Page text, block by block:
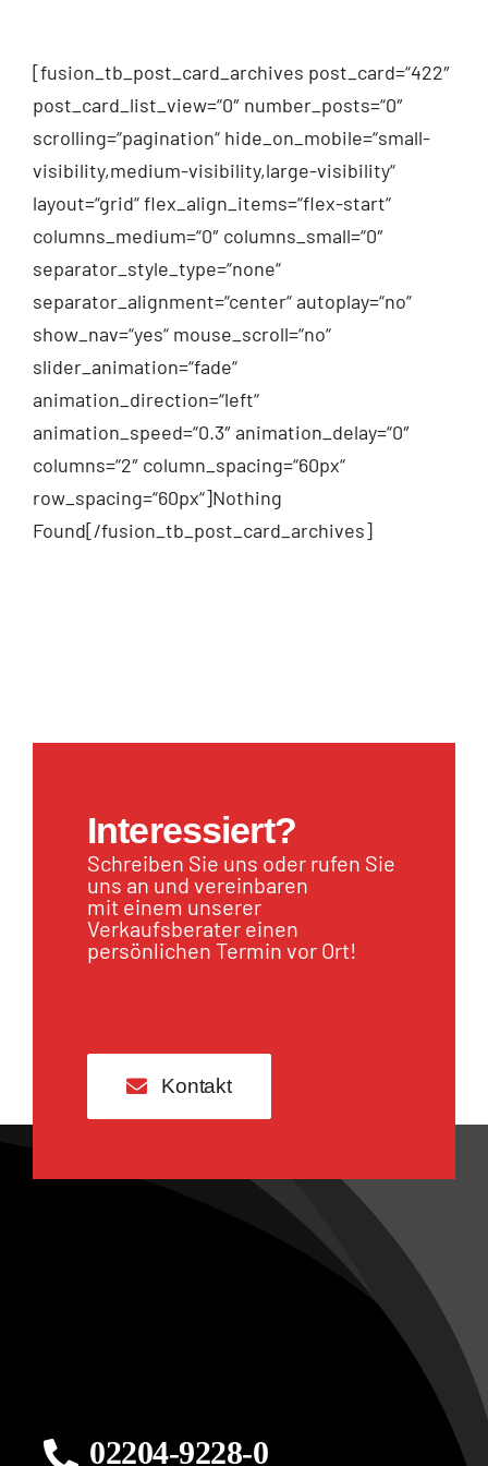
[fusion_tb_post_card_archives post_card=“422″
post_card_list_view=“0″ number_posts=“0″
scrolling=“pagination“ hide_on_mobile=“small-
visibility,medium-visibility,large-visibility“
layout=“grid“ flex_align_items=“flex-start“
columns_medium=“0″ columns_small=“0″
separator_style_type=“none“
separator_alignment=“center“ autoplay=“no“
show_nav=“yes“ mouse_scroll=“no“
slider_animation=“fade“
animation_direction=“left“
animation_speed=“0.3″ animation_delay=“0″
columns=“2″ column_spacing=“60px“
row_spacing=“60px“]Nothing
Found[/fusion_tb_post_card_archives]
Interessiert?
Schreiben Sie uns oder rufen Sie
uns an und vereinbaren
mit einem unserer
Verkaufsberater einen
persönlichen Termin vor Ort!
Kontakt
02204-9228-0